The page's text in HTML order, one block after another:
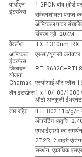
पीओएन
इंटरफ़ेस
1 GPON बॉब (बोर्ड
संवेदनशीलता प्राप्त
ऑप्टिकल पावर
संचरण दूरी: 20KM
वेवलेंथ
TX: 1310nm,
ऑप्टिकल
इंटरफ़ेस
एससी/यूपीसी कनेक्टर
डिजाइन
योजना
Chamak एसपीआई और फ्लैश 16
लैन इंटरफ़ेस1 x 10/100/1000
ऑटो अनुकूली
तार रहित
IEEE802.11b/g/
ऑपरेटिंग आवृत्ति:
एमआईएमओ का
2T2R, 2 बाहरी
समर्थन: एकाधिक